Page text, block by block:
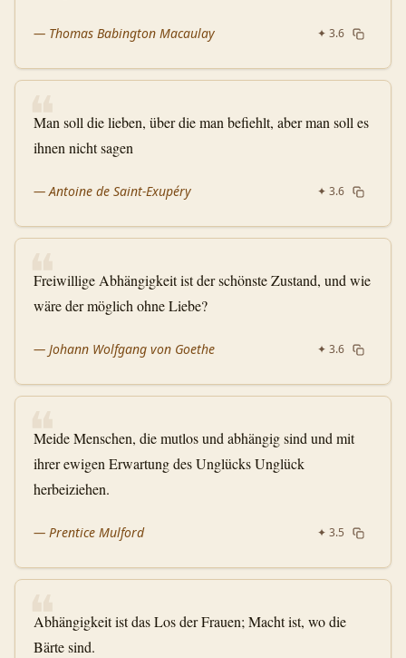
— Thomas Babington Macaulay ✦ 3.6
❝
Man soll die lieben, über die man befiehlt, aber man soll es
ihnen nicht sagen
—Antoine de Saint-Exupéry ✦ 3.6
❝
Freiwillige Abhängigkeit ist der schönste Zustand, und wie
wäre der möglich ohne Liebe?
— Johann Wolfgang von Goethe ✦ 3.6
❝
Meide Menschen, die mutlos und abhängig sind und mit
ihrer ewigen Erwartung des Unglücks Unglück
herbeiziehen.
— Prentice Mulford ✦ 3.5
❝
Abhängigkeit ist das Los der Frauen; Macht ist, wo die
Bärte sind.